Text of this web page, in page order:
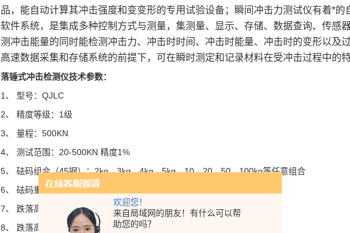
欢迎您！
来自局域网的朋友！有什么可以帮
助您的吗？
品， 能自动计算其冲击强度和变变形的专用试验设备；
瞬间冲击力测试仪有着*的
软件系统，是集成多种控制方式与测量，集测量、显示、存储、数据查询、传感
测冲击能量的同时能检测冲击力、冲击时时间、冲击时能量、冲击时的变形以及
高速数据采集和存储系统的前提下， 可在瞬时测定和记录材料在受冲击过程中的
落锤式冲击检测仪技术参数：
1、 型号：QJLC
2、 精度等级：1级
3、 量程：500KN
4、 测试范围：20-500KN 精度1%
5、 砝码组合（45钢）：2kg、3kg、4kg、5kg、10、20、50、100kg等任意组合
6、 砝码重量误差：1%
7、 跌落高度：0-10000mm（可调）
8、 跌落高度精度：0.1mm